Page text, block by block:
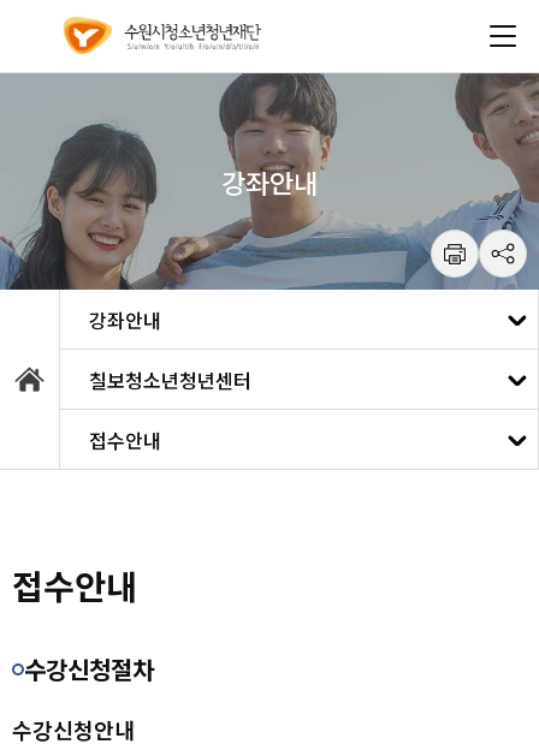
뉴
강좌안내
통합예약
강좌안내
고객센터
마이페이지
칠보청소년청년센터
수원청소년문화센터
영통청소년청년센터
칠보청소년청년센터
접수안내
접수안내
수강신청절차
수강신청안내